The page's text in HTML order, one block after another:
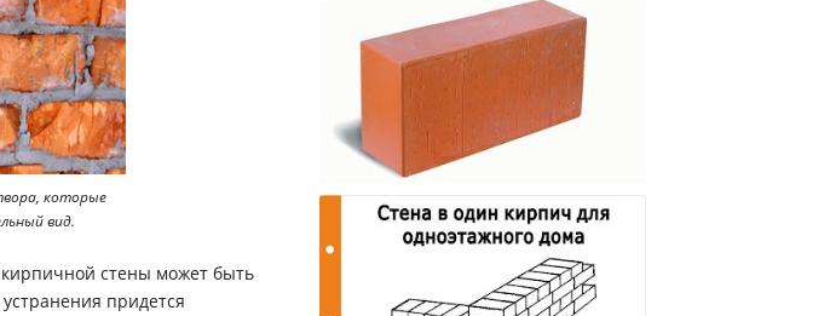
которые
вид.
стены может быть
придется
Новый ЛЕГО Кирпич
СТРОИТЕЛЬНЫЙ КИРПИЧ И ЕГО
ВИДЫ, СВОЙСТВА, МАРКИ,
ПРИМЕНЕНИЕ